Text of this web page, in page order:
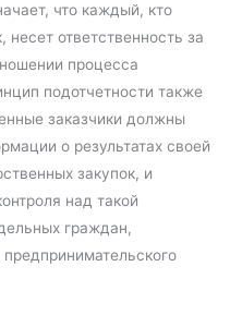
что каждый, кто
несет ответственность за
процесса
подотчетности также
заказчики должны
о результатах своей
закупок, и
над такой
граждан,